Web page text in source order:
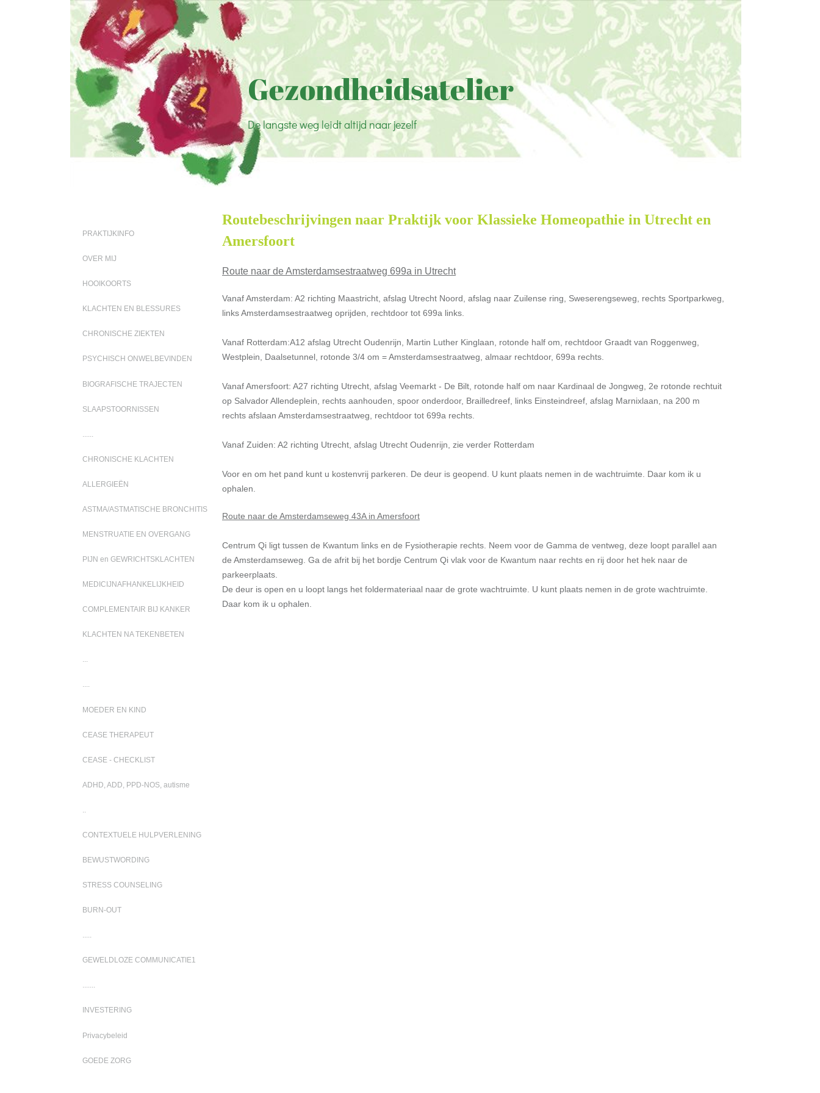
Gezondheidsatelier
De langste weg leidt altijd naar jezelf
PRAKTIJKINFO
OVER MIJ
HOOIKOORTS
KLACHTEN EN BLESSURES
CHRONISCHE ZIEKTEN
PSYCHISCH ONWELBEVINDEN
BIOGRAFISCHE TRAJECTEN
SLAAPSTOORNISSEN
CHRONISCHE KLACHTEN
ALLERGIEËN
ASTMA/ASTMATISCHE BRONCHITIS
MENSTRUATIE EN OVERGANG
PIJN en GEWRICHTSKLACHTEN
MEDICIJNAFHANKELIJKHEID
COMPLEMENTAIR BIJ KANKER
KLACHTEN NA TEKENBETEN
...
....
MOEDER EN KIND
CEASE THERAPEUT
CEASE - CHECKLIST
ADHD, ADD, PPD-NOS, autisme
..
CONTEXTUELE HULPVERLENING
BEWUSTWORDING
STRESS COUNSELING
BURN-OUT
.....
GEWELDLOZE COMMUNICATIE1
.......
INVESTERING
Privacybeleid
GOEDE ZORG
Routebeschrijvingen naar Praktijk voor Klassieke Homeopathie in Utrecht en
Amersfoort
Route naar de Amsterdamsestraatweg 699a in Utrecht
Vanaf Amsterdam: A2 richting Maastricht, afslag Utrecht Noord, afslag naar Zuilense ring, Sweserengseweg, rechts Sportparkweg,
links Amsterdamsestraatweg oprijden, rechtdoor tot 699a links.
Vanaf Rotterdam:A12 afslag Utrecht Oudenrijn, Martin Luther Kinglaan, rotonde half om, rechtdoor Graadt van Roggenweg,
Westplein, Daalsetunnel, rotonde 3/4 om = Amsterdamsestraatweg, almaar rechtdoor, 699a rechts.
Vanaf Amersfoort: A27 richting Utrecht, afslag Veemarkt - De Bilt, rotonde half om naar Kardinaal de Jongweg, 2e rotonde rechtuit
op Salvador Allendeplein, rechts aanhouden, spoor onderdoor, Brailledreef, links Einsteindreef, afslag Marnixlaan, na 200 m
rechts afslaan Amsterdamsestraatweg, rechtdoor tot 699a rechts.
Vanaf Zuiden: A2 richting Utrecht, afslag Utrecht Oudenrijn, zie verder Rotterdam
Voor en om het pand kunt u kostenvrij parkeren. De deur is geopend. U kunt plaats nemen in de wachtruimte. Daar kom ik u
ophalen.
Route naar de Amsterdamseweg 43A in Amersfoort
Centrum Qi ligt tussen de Kwantum links en de Fysiotherapie rechts. Neem voor de Gamma de ventweg, deze loopt parallel aan
de Amsterdamseweg. Ga de afrit bij het bordje Centrum Qi vlak voor de Kwantum naar rechts en rij door het hek naar de
parkeerplaats.
De deur is open en u loopt langs het foldermateriaal naar de grote wachtruimte. U kunt plaats nemen in de grote wachtruimte.
Daar kom ik u ophalen.